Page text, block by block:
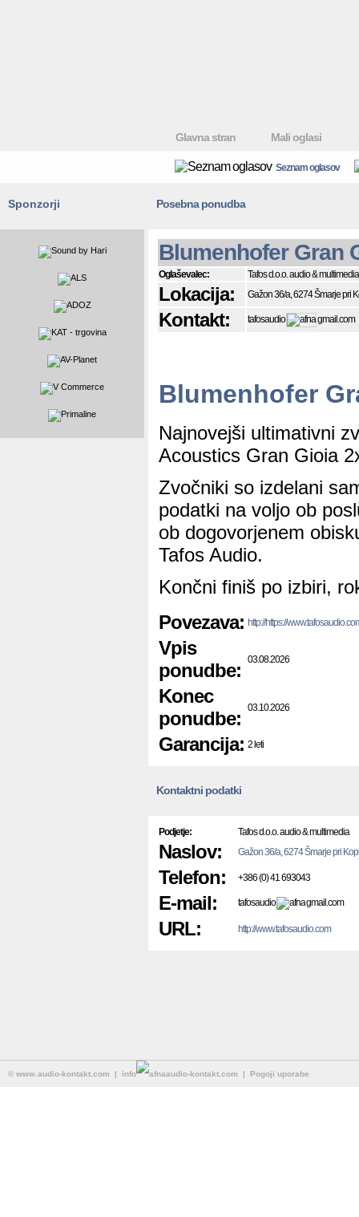
Glavna stran Mali oglasi
Seznam oglasov
Sponzorji Posebna ponudba
Blumenhofer Gran
Oglaševalec: Tafos d.o.o. audio & multimedia
Lokacija: Gažon 36/a, 6274 Šmarje pri
Kontakt: tafosaudio gmail.com
Blumenhofer
Najnovejši ultimativni
Acoustics Gran Gioia
Zvočniki so izdelani
podatki na voljo ob
ob dogovorjenem
Tafos Audio.
Končni finiš po izbiri,
Povezava: http://https://
Vpis
ponudbe:
03.08.2026
Konec
ponudbe:
03.10.2026
Garancija: 2 leti
Kontaktni podatki
Podjetje: Tafos d.o.o. audio & multimedia
Naslov: Gažon 36/a, 6274 Šmarje pri
Telefon: +386 (0) 41 693043
E-mail: tafosaudio gmail.com
URL: http://www.tafosaudio.com
© www.audio-kontakt.com | info audio-kontakt.com | Pogoji uporabe